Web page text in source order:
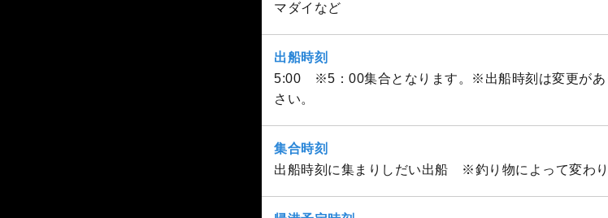
マダイなど
出船時刻
5:00 ※5：00集合となります。※出船時刻は変更があ
さい。
集合時刻
出船時刻に集まりしだい出船 ※釣り物によって変わり